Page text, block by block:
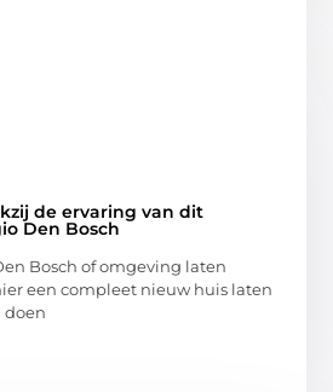
de ervaring van dit
Den Bosch
Bosch of omgeving laten
een compleet nieuw huis laten
doen